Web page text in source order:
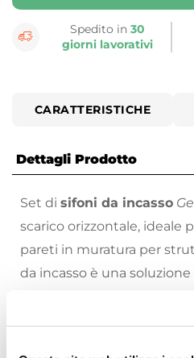
Spedito in 30
giorni lavorativi
CARATTERISTICHE
Dettagli Prodotto
Set di sifoni da incasso
scarico orizzontale, ideale
pareti in muratura per
da incasso è una soluzione